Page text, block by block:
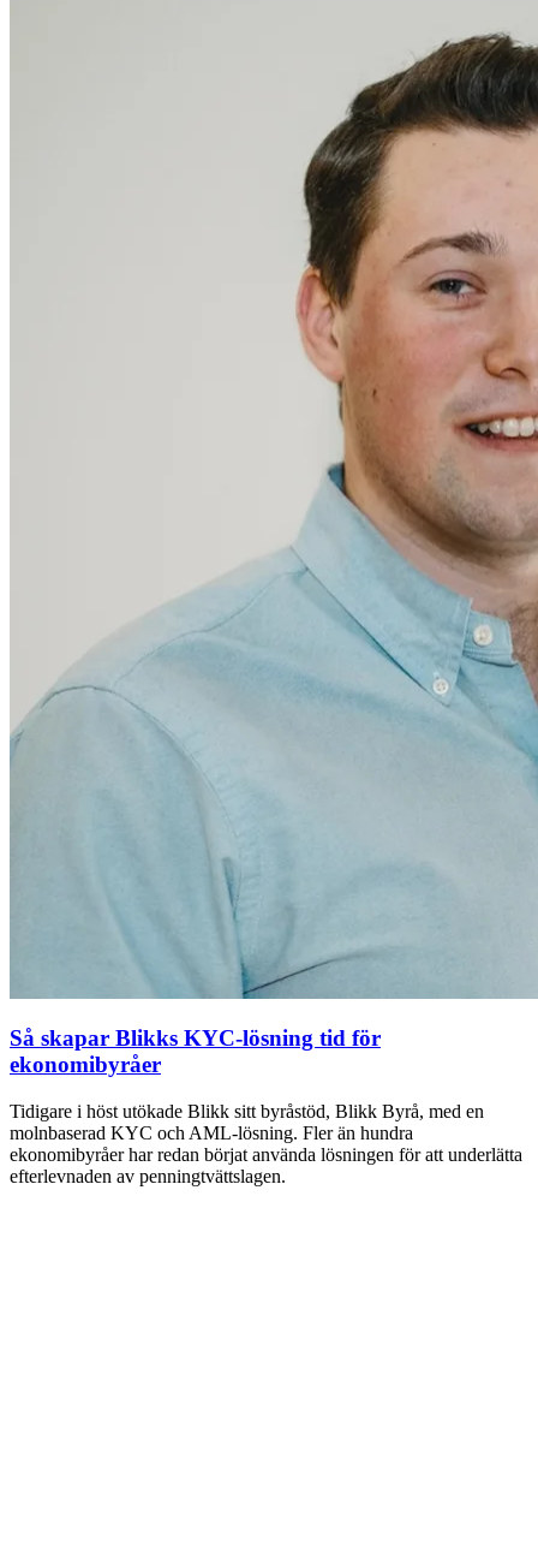
Så skapar Blikks KYC-lösning tid för
ekonomibyråer
Tidigare i höst utökade Blikk sitt byråstöd, Blikk Byrå, med en
molnbaserad KYC och AML-lösning. Fler än hundra
ekonomibyråer har redan börjat använda lösningen för att underlätta
efterlevnaden av penningtvättslagen.